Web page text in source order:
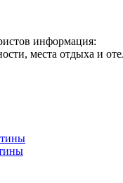
информация:
места отдыха и